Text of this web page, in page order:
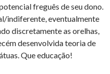
freguês de seu dono.
indiferente, eventualmente
discretamente as orelhas,
desenvolvida teoria de
Que educação!